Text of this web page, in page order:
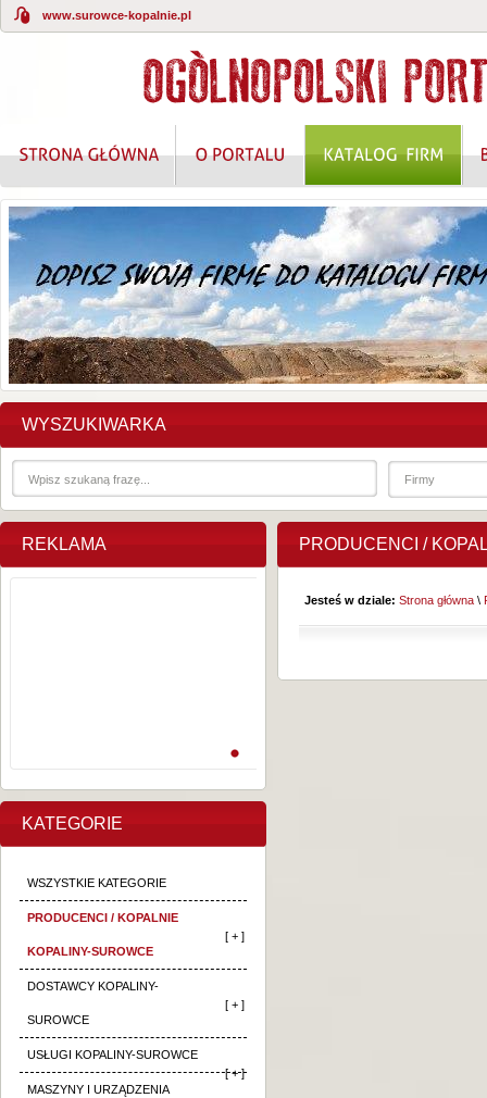
www.surowce-kopalnie.pl
WYSZUKIWARKA
REKLAMA
KATEGORIE
WSZYSTKIE KATEGORIE
PRODUCENCI / KOPALNIE
KOPALINY-SUROWCE
[ + ]
DOSTAWCY KOPALINY-
SUROWCE
[ + ]
USŁUGI KOPALINY-SUROWCE
[ + ]
MASZYNY I URZĄDZENIA
PRODUCENCI /
Jesteś w dziale: Strona główna \